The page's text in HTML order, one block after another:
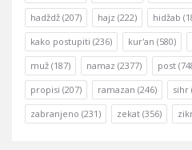
hadždž (207) hajz (222) hidžab
kako postupiti (236) kur'an (580)
muž (187) namaz (2377) post
propisi (207) ramazan (246) sihr
zabranjeno (231) zekat (356)